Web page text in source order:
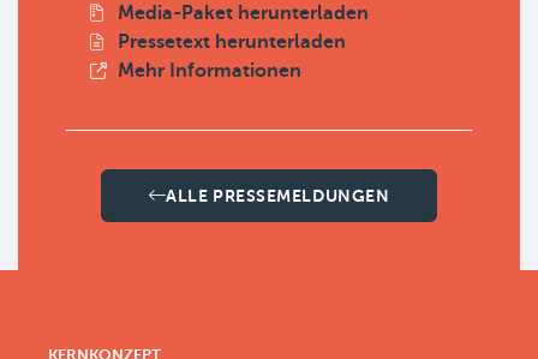
Media-Paket herunterladen
Pressetext herunterladen
Mehr Informationen
ALLE PRESSEMELDUNGEN
KERNKONZEPT